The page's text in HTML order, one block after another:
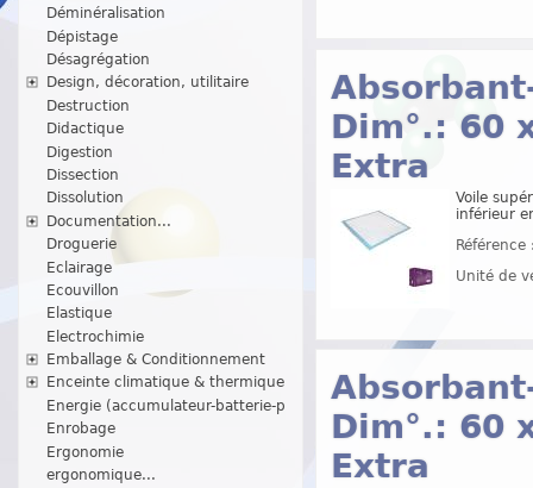
Déminéralisation
Dépistage
Désagrégation
Design, décoration, utilitaire
Destruction
Didactique
Digestion
Dissection
Dissolution
Documentation...
Droguerie
Eclairage
Ecouvillon
Elastique
Electrochimie
Emballage & Conditionnement
Enceinte climatique & thermique
Energie (accumulateur-batterie-p
Enrobage
Ergonomie
ergonomique...
Dim°.: 60
Extra
Voile
inférieur
Unité de
Dim°.: 60
Extra